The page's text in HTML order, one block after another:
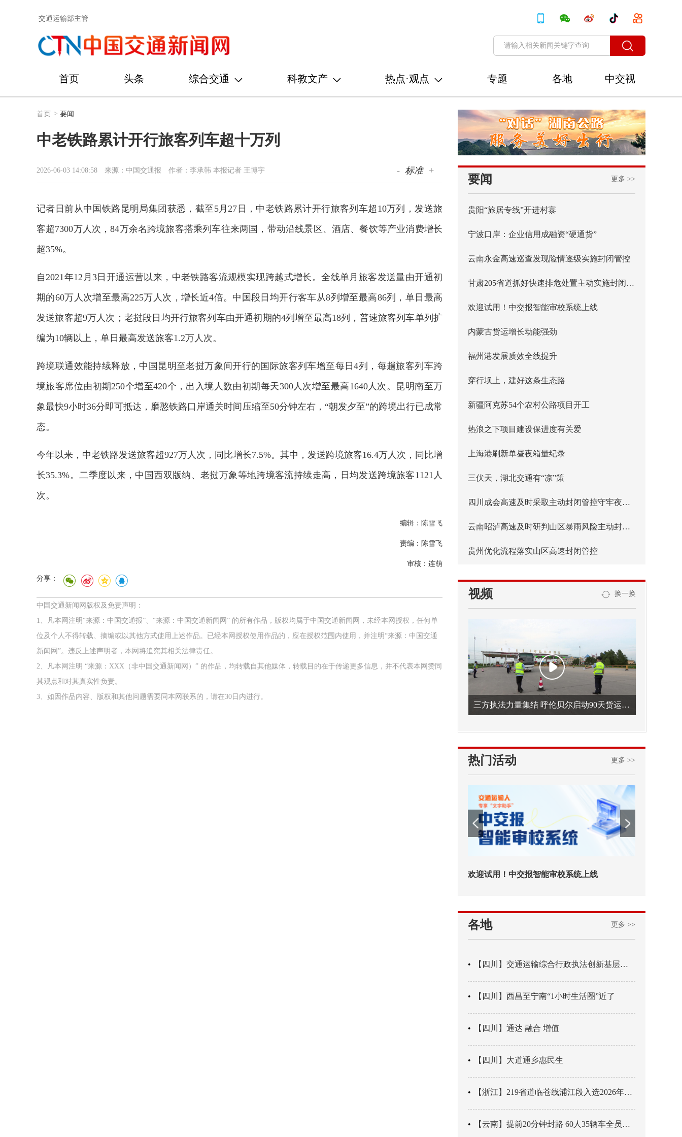
交通运输部主管
首页 头条 综合交通 科教文产 热点·观点 专题 各地
中交视
讯
首页 > 要闻
中老铁路累计开行旅客列车超十万列
2026-06-03 14:08:58 来源：中国交通报 作者：李承韩 本报记者 王博宇 - 标准 +
记者日前从中国铁路昆明局集团获悉，截至5月27日，中老铁路累计开行旅客列车超10万列，发送旅
客超7300万人次，84万余名跨境旅客搭乘列车往来两国，带动沿线景区、酒店、餐饮等产业消费增长
超35%。
自2021年12月3日开通运营以来，中老铁路客流规模实现跨越式增长。全线单月旅客发送量由开通初
期的60万人次增至最高225万人次，增长近4倍。中国段日均开行客车从8列增至最高86列，单日最高
发送旅客超9万人次；老挝段日均开行旅客列车由开通初期的4列增至最高18列，普速旅客列车单列扩
编为10辆以上，单日最高发送旅客1.2万人次。
跨境联通效能持续释放，中国昆明至老挝万象间开行的国际旅客列车增至每日4列，每趟旅客列车跨
境旅客席位由初期250个增至420个，出入境人数由初期每天300人次增至最高1640人次。昆明南至万
象最快9小时36分即可抵达，磨憨铁路口岸通关时间压缩至50分钟左右，“朝发夕至”的跨境出行已成常
态。
今年以来，中老铁路发送旅客超927万人次，同比增长7.5%。其中，发送跨境旅客16.4万人次，同比增
长35.3%。二季度以来，中国西双版纳、老挝万象等地跨境客流持续走高，日均发送跨境旅客1121人
次。
编辑：陈雪飞
责编：陈雪飞
审核：连萌
分享：
中国交通新闻网版权及免责声明：
1、凡本网注明“来源：中国交通报”、“来源：中国交通新闻网” 的所有作品，版权均属于中国交通新闻网，未经本网授权，任何单
位及个人不得转载、摘编或以其他方式使用上述作品。已经本网授权使用作品的，应在授权范围内使用，并注明“来源：中国交通
新闻网”。违反上述声明者，本网将追究其相关法律责任。
2、凡本网注明 “来源：XXX（非中国交通新闻网）” 的作品，均转载自其他媒体，转载目的在于传递更多信息，并不代表本网赞同
其观点和对其真实性负责。
3、如因作品内容、版权和其他问题需要同本网联系的，请在30日内进行。
要闻 更多 >>
贵阳“旅居专线”开进村寨
宁波口岸：企业信用成融资“硬通货”
云南永金高速巡查发现险情逐级实施封闭管控
甘肃205省道抓好快速排危处置主动实施封闭管控
欢迎试用！中交报智能审校系统上线
内蒙古货运增长动能强劲
福州港发展质效全线提升
穿行坝上，建好这条生态路
新疆阿克苏54个农村公路项目开工
热浪之下项目建设保进度有关爱
上海港刷新单昼夜箱量纪录
三伏天，湖北交通有“凉”策
四川成会高速及时采取主动封闭管控守牢夜间安全防线
云南昭泸高速及时研判山区暴雨风险主动封闭管控
贵州优化流程落实山区高速封闭管控
视频 换一换
三方执法力量集结 呼伦贝尔启动90天货运车辆违法专项整治
热门活动 更多 >>
欢迎试用！中交报智能审校系统上线
各地 更多 >>
【四川】交通运输综合行政执法创新基层辖区治理“4+3” 新模式
【四川】西昌至宁南“1小时生活圈”近了
【四川】通达 融合 增值
【四川】大道通乡惠民生
【浙江】219省道临苍线浦江段入选2026年度美丽公路项目展示交流活动名单
【云南】提前20分钟封路 60人35辆车全员平安